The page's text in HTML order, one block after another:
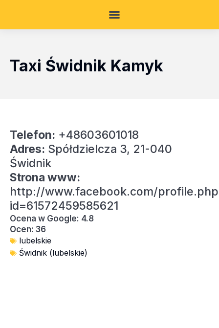
Taxi Świdnik Kamyk
Telefon: +48603601018
Adres: Spółdzielcza 3, 21-040
Świdnik
Strona www:
http://www.facebook.com/
id=61572459585621
Ocena w Google: 4.8
Ocen: 36
lubelskie
Świdnik (lubelskie)